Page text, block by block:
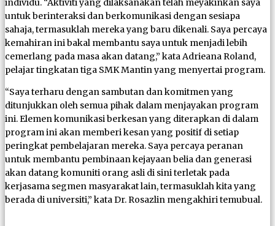
individu. “Aktiviti yang dilaksanakan telah meyakinkan saya
untuk berinteraksi dan berkomunikasi dengan sesiapa
sahaja, termasuklah mereka yang baru dikenali. Saya percaya
kemahiran ini bakal membantu saya untuk menjadi lebih
cemerlang pada masa akan datang,” kata Adrieana Roland,
pelajar tingkatan tiga SMK Mantin yang menyertai program.
“Saya terharu dengan sambutan dan komitmen yang
ditunjukkan oleh semua pihak dalam menjayakan program
ini. Elemen komunikasi berkesan yang diterapkan di dalam
program ini akan memberi kesan yang positif di setiap
peringkat pembelajaran mereka. Saya percaya peranan
untuk membantu pembinaan kejayaan belia dan generasi
akan datang komuniti orang asli di sini terletak pada
kerjasama segmen masyarakat lain, termasuklah kita yang
berada di universiti,” kata Dr. Rosazlin mengakhiri temubual.